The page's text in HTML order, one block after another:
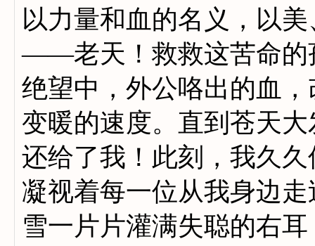
以力量和血的名义，以
——老天！救救这苦命
绝望中，外公咯出的血
变暖的速度。直到苍天
还给了我！此刻，我久
凝视着每一位从我身边
雪一片片灌满失聪的右